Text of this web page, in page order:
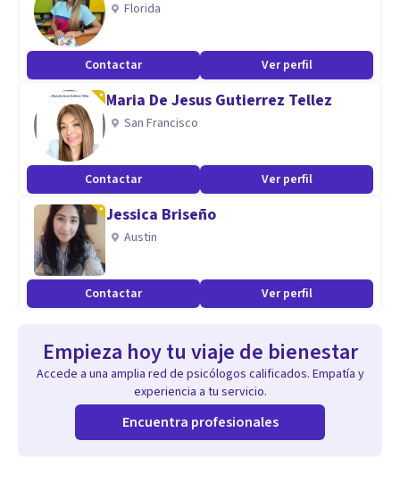
Florida
Contactar Ver perfil
Maria De Jesus Gutierrez Tellez
San Francisco
Contactar Ver perfil
Jessica Briseño
Austin
Contactar Ver perfil
Empieza hoy tu viaje de bienestar
Accede a una amplia red de psicólogos calificados. Empatía y
experiencia a tu servicio.
Encuentra profesionales